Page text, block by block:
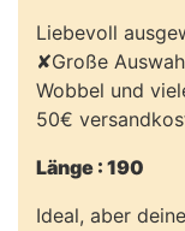
Liebevoll
✘Große
Wobbel und
50€
Länge : 190
Ideal, aber